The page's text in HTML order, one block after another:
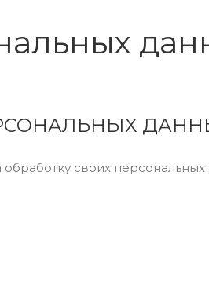
своих